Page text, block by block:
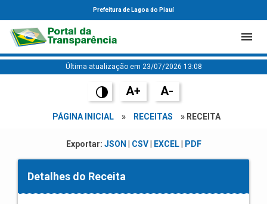
Prefeitura de Lagoa do Piauí
Última atualização em 23/07/2026 13:08
A+ A-
PÁGINA INICIAL » RECEITAS » RECEITA
Exportar: JSON CSV| EXCEL| PDF
Detalhes do Receita